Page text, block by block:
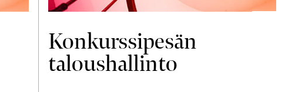
Konkurssipesän
taloushallinto